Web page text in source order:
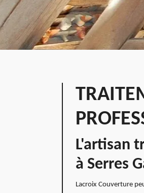
L'artisan
à Serres
Lacroix Couverture